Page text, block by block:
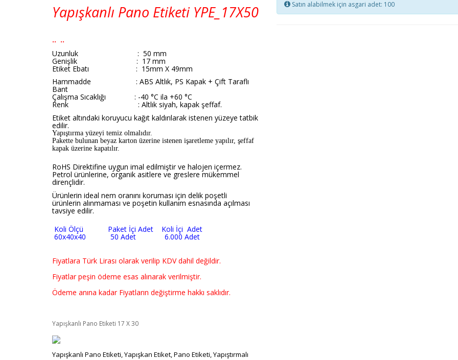
Yapışkanlı Pano Etiketi YPE_ 17X50
.. ..
Uzunluk : 50 mm
Genişlik : 17 mm
Etiket Ebatı : 15mm X 49mm
Hammadde : ABS Altlık, PS Kapak + Çift Taraflı
Bant
Çalışma Sıcaklığı : -40 °C ila +60 °C
Renk : Altlık siyah, kapak şeffaf.
Etiket altındaki koruyucu kağıt kaldırılarak istenen yüzeye tatbik
edilir.
Yapıştırma yüzeyi temiz olmalıdır.
Pakette bulunan beyaz karton üzerine istenen işaretleme yapılır, şeffaf
kapak üzerine kapatılır.
RoHS Direktifine uygun imal edilmiştir ve halojen içermez.
Petrol ürünlerine, organik asitlere ve greslere mükemmel
dirençlidir.
Ürünlerin ideal nem oranını koruması için delik poşetli
ürünlerin alınmaması ve poşetin kullanım esnasında açılması
tavsiye edilir.
Koli Ölçü Paket İçi Adet Koli İçi Adet
60x40x40 50 Adet 6.000 Adet
Fiyatlara Türk Lirası olarak verilip KDV dahil değildir.
Fiyatlar peşin ödeme esas alınarak verilmiştir.
Ödeme anına kadar Fiyatların değiştirme hakkı saklıdır.
Yapışkanlı Pano Etiketi 17 X 30
Yapışkanlı Pano Etiketi, Yapışkan Etiket, Pano Etiketi, Yapıştırmalı
Satın alabilmek için asgari adet: 100